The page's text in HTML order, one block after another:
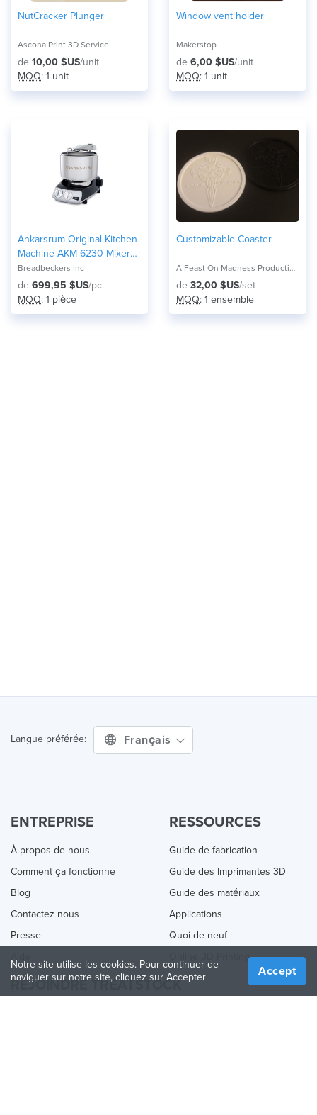
NutCracker Plunger
Ascona Print 3D Service
de 10,00 $US/unit
MOQ: 1 unit
Window vent holder
Makerstop
de 6,00 $US/unit
MOQ: 1 unit
Ankarsrum Original Kitchen
Machine AKM 6230 Mixer
w/FREE Shipping
Breadbeckers Inc
de 699,95 $US/pc.
MOQ: 1 pièce
Customizable Coaster
A Feast On Madness Productions
de 32,00 $US/set
MOQ: 1 ensemble
Langue préférée: Français
ENTREPRISE
À propos de nous
Comment ça fonctionne
Blog
Contactez nous
Presse
RESSOURCES
Guide de fabrication
Guide des Imprimantes 3D
Guide des matériaux
Applications
Quoi de neuf
Online 3D Printing
REJOINDRE TREATSTOCK
Notre site utilise les cookies. Pour continuer de
naviguer sur notre site, cliquez sur Accepter
Accept